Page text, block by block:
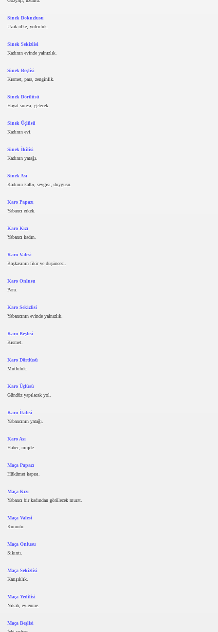
Sinek Dokuzlusu
Uzak ülke, yolculuk.
Sinek Sekizlisi
Kadının evinde yalnızlık.
Sinek Beşlisi
Kısmet, para, zenginlik.
Sinek Dörtlüsü
Hayat süresi, gelecek.
Sinek Üçlüsü
Kadının evi.
Sinek İkilisi
Kadının yatağı.
Sinek Ası
Kadının kalbi, sevgisi, duygusu.
Karo Papazı
Yabancı erkek.
Karo Kızı
Yabancı kadın.
Karo Valesi
Başkasının fikir ve düşüncesi.
Karo Onlusu
Para.
Karo Sekizlisi
Yabancının evinde yalnızlık.
Karo Beşlisi
Kısmet.
Karo Dörtlüsü
Mutluluk.
Karo Üçlüsü
Gündüz yapılacak yol.
Karo İkilisi
Yabancının yatağı.
Karo Ası
Haber, müjde.
Maça Papazı
Hükümet kapısı.
Maça Kızı
Yabancı bir kadından görülecek murat.
Maça Valesi
Kuruntu.
Maça Onlusu
Sıkıntı.
Maça Sekizlisi
Karışıklık.
Maça Yedilisi
Nikah, evlenme.
Maça Beşlisi